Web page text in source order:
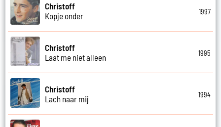
Christoff
Kopje onder
1997
Christoff
Laat me niet alleen
1995
Christoff
Lach naar mij
1994